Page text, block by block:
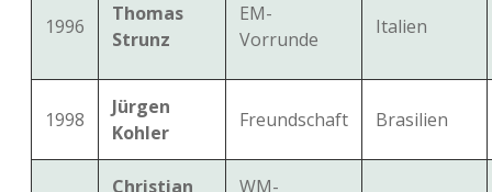
1996
Thomas
Strunz
EM-
Vorrunde
Italien
1998
Jürgen
Kohler
Freundschaft Brasilien
Christian
WM-